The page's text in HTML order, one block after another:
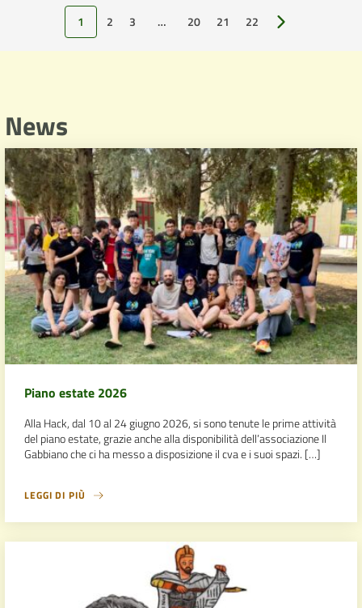
1 2 3 … 20 21 22 Pagina
News
Piano estate 2026
Alla Hack, dal 10 al 24 giugno 2026, si sono tenute le prime attività
del piano estate, grazie anche alla disponibilità dell’associazione Il
Gabbiano che ci ha messo a disposizione il cva e i suoi spazi. […]
LEGGI DI PIÙ